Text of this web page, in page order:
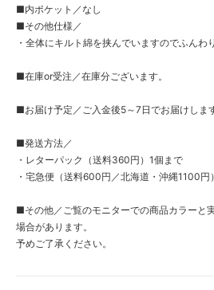
■内ポケット／なし
■その他仕様／
・全体にキルト綿を挟んでいますのでふんわ
■在庫or受注／在庫分ございます。
■お届け予定／ご入金後5～7日でお届けします
■発送方法／
・レターパック（送料360円）1個まで
・宅急便（送料600円／北海道・沖縄1100円）
■その他／ご覧のモニターでの商品カラーと
場合があります。
予めご了承ください。